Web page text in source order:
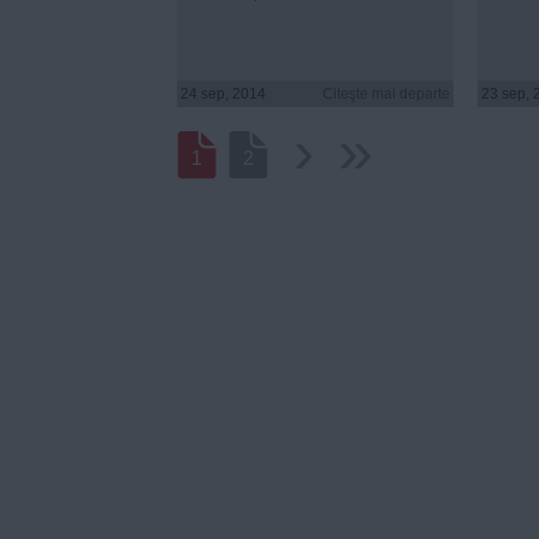
24 sep, 2014 23 sep,
1